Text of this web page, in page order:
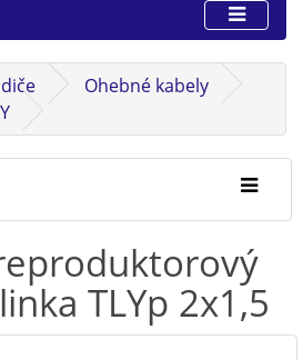
Ohebné kabely
TLYp 2x1,5